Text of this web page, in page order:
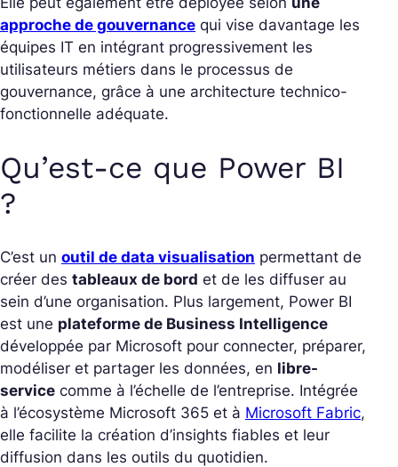
approche de gouvernance qui vise davantage les
équipes IT en intégrant progressivement les
utilisateurs métiers dans le processus de
gouvernance, grâce à une architecture technico-
fonctionnelle adéquate.
Qu’est-ce que Power BI
?
C’est un outil de data visualisation permettant de
créer des tableaux de bord et de les diffuser au
sein d’une organisation. Plus largement, Power BI
est une plateforme de Business Intelligence
développée par Microsoft pour connecter, préparer,
modéliser et partager les données, en libre-
service comme à l’échelle de l’entreprise. Intégrée
à l’écosystème Microsoft 365 et à Microsoft Fabric,
elle facilite la création d’insights fiables et leur
diffusion dans les outils du quotidien.